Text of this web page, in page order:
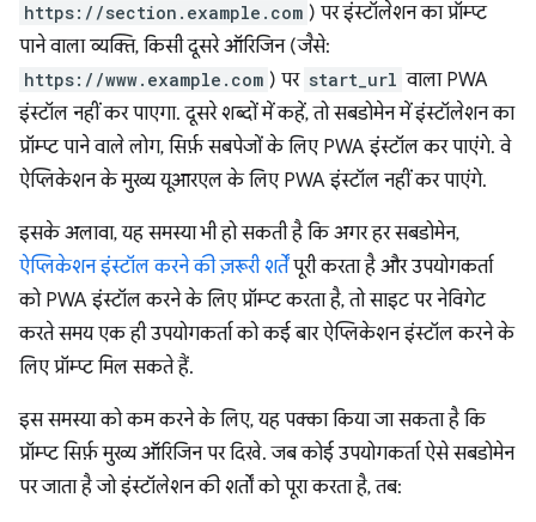
https://section.example.com ) पर इंस्टॉलेशन का प्रॉम्प्ट
पाने वाला व्यक्ति, किसी दूसरे ऑरिजिन (जैसे:
https://www.example.com ) पर start_url वाला PWA
इंस्टॉल नहीं कर पाएगा. दूसरे शब्दों में कहें, तो सबडोमेन में इंस्टॉलेशन का
प्रॉम्प्ट पाने वाले लोग, सिर्फ़ सबपेजों के लिए PWA इंस्टॉल कर पाएंगे. वे
ऐप्लिकेशन के मुख्य यूआरएल के लिए PWA इंस्टॉल नहीं कर पाएंगे.
इसके अलावा, यह समस्या भी हो सकती है कि अगर हर सबडोमेन,
ऐप्लिकेशन इंस्टॉल करने की ज़रूरी शर्तेंपूरी करता है और उपयोगकर्ता
को PWA इंस्टॉल करने के लिए प्रॉम्प्ट करता है, तो साइट पर नेविगेट
करते समय एक ही उपयोगकर्ता को कई बार ऐप्लिकेशन इंस्टॉल करने के
लिए प्रॉम्प्ट मिल सकते हैं.
इस समस्या को कम करने के लिए, यह पक्का किया जा सकता है कि
प्रॉम्प्ट सिर्फ़ मुख्य ऑरिजिन पर दिखे. जब कोई उपयोगकर्ता ऐसे सबडोमेन
पर जाता है जो इंस्टॉलेशन की शर्तों को पूरा करता है, तब: